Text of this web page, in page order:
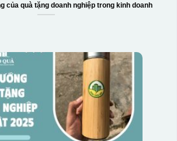
của quà tặng doanh nghiệp trong kinh doanh